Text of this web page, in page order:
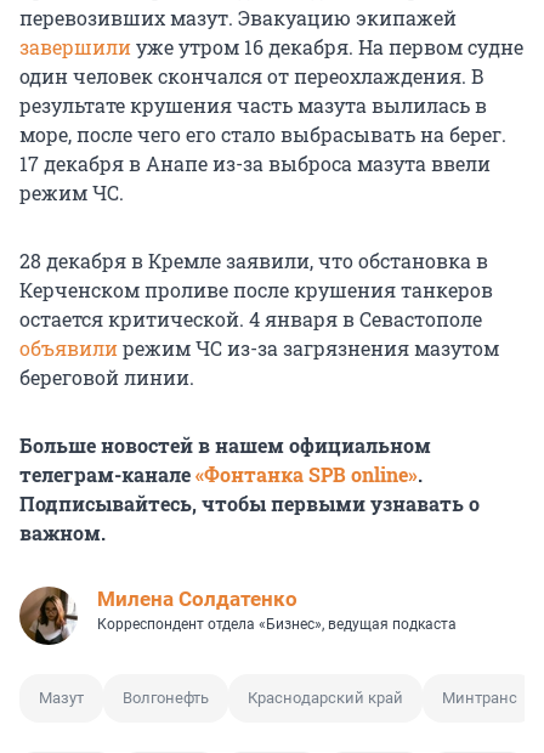
перевозивших мазут. Эвакуацию экипажей
завершилиуже утром 16 декабря. На первом судне
один человек скончался от переохлаждения. В
результате крушения часть мазута вылилась в
море, после чего его стало выбрасывать на берег.
17 декабря в Анапе из-за выброса мазута ввели
режим ЧС.
28 декабря в Кремле заявили, что обстановка в
Керченском проливе после крушения танкеров
остается критической. 4 января в Севастополе
объявилирежим ЧС из-за загрязнения мазутом
береговой линии.
Больше новостей в нашем официальном
телеграм-канале«Фонтанка SPB online».
Подписывайтесь, чтобы первыми узнавать о
важном.
Милена Солдатенко
Корреспондент отдела «Бизнес», ведущая подкаста
Мазут Волгонефть Краснодарский край Минтранс